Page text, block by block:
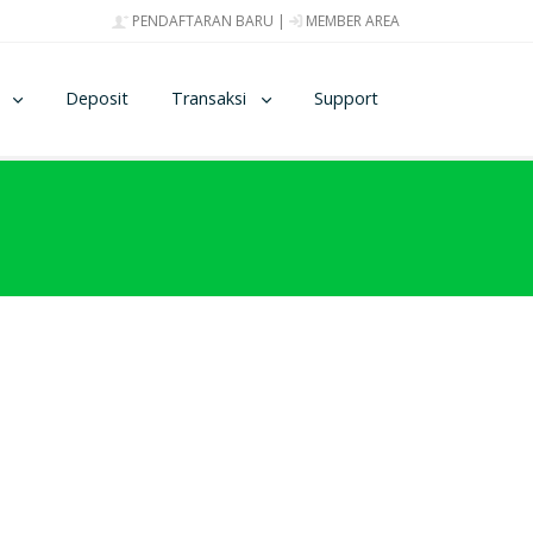
PENDAFTARAN BARU | MEMBER AREA
Deposit Transaksi Support